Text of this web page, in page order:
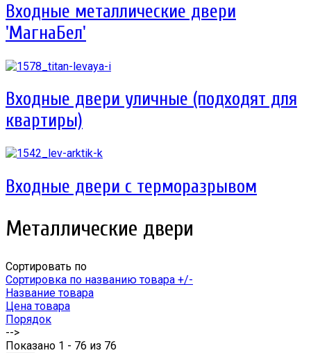
Входные металлические двери
'МагнаБел'
Входные двери уличные (подходят для
квартиры)
Входные двери с терморазрывом
Металлические двери
Сортировать по
Сортировка по названию товара +/-
Название товара
Цена товара
Порядок
-->
Показано 1 - 76 из 76